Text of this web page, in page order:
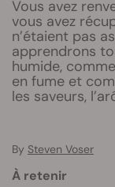
Vous avez
vous avez
n’étaient pas
apprendrons
humide,
en fume et
les saveurs,
By Steven Voser
À retenir